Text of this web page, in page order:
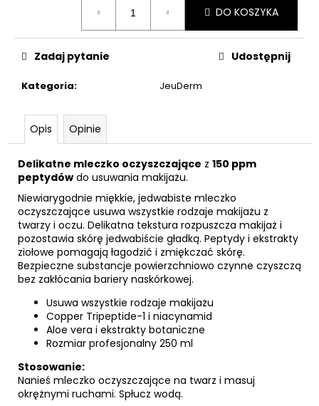
DO KOSZYKA
Kategoria: JeuDerm
Zadaj pytanie Udostępnij
Opis Opinie
Delikatne mleczko oczyszczające z 150 ppm
peptydów do usuwania makijażu.
Niewiarygodnie miękkie, jedwabiste mleczko
oczyszczające usuwa wszystkie rodzaje makijażu z
twarzy i oczu. Delikatna tekstura rozpuszcza makijaż i
pozostawia skórę jedwabiście gładką. Peptydy i ekstrakty
ziołowe pomagają łagodzić i zmiękczać skórę.
Bezpieczne substancje powierzchniowo czynne czyszczą
bez zakłócania bariery naskórkowej.
Usuwa wszystkie rodzaje makijażu
Copper Tripeptide-1 i niacynamid
Aloe vera i ekstrakty botaniczne
Rozmiar profesjonalny 250 ml
Stosowanie:
Nanieś mleczko oczyszczające na twarz i masuj
okrężnymi ruchami. Spłucz wodą.
PERFECTOR
50ML